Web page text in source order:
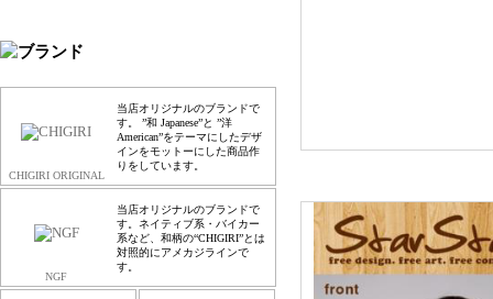
CHIGIRI ORIGINAL
当店オリジナルのブランドで
す。 ”和 Japanese”と ”洋
American”をテーマにしたデザ
インをモットーにした商品作
りをしています。
NGF
当店オリジナルのブランドで
す。ネイティブ系・バイカー
系など、和柄の“CHIGIRI”とは
対照的にアメカジラインで
す。